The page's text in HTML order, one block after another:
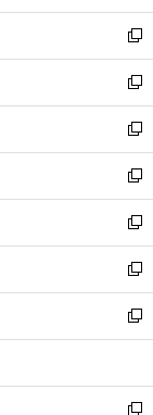
ウ
で
開
く
ン
ド
ウ
で
開
く
ウ
ィ
ン
ド
ウ
で
開
く
し
い
ウ
ィ
ン
ド
ウ
で
開
く
新
し
い
ウ
ィ
ン
ド
ウ
で
開
く
新
し
い
ウ
ィ
ン
ド
ウ
で
開
く
新
し
い
ウ
ィ
ン
ド
ウ
で
開
新
し
い
ウ
ィ
ン
ド
ウ
開
く
新
し
い
ウ
ィ
ン
ウ
で
新
し
い
ウ
ン
ド
新
し
ウ